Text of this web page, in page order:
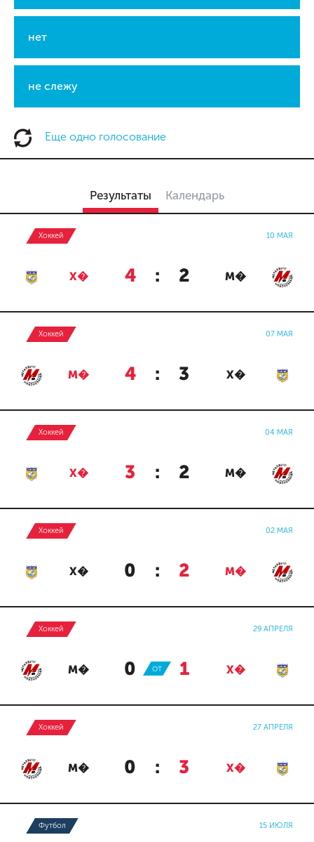
нет
не слежу
Еще одно голосование
Результаты Календарь
Хоккей 10 МАЯ
Х� 4 : 2 М�
Хоккей 07 МАЯ
М� 4 : 3 Х�
Хоккей 04 МАЯ
Х� 3 : 2 М�
Хоккей 02 МАЯ
Х� 0 : 2 М�
Хоккей 29 АПРЕЛЯ
М� 0 : 1 Х�
ОТ
Хоккей 27 АПРЕЛЯ
М� 0 : 3 Х�
Футбол 15 ИЮЛЯ